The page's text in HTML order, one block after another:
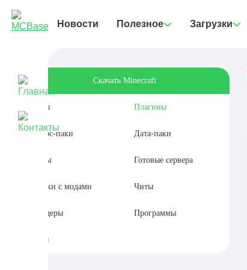
Новости Полезное Загрузки
Скачать Minecraft
Моды Плагины
Ресурс-паки Дата-паки
Карты Готовые сервера
Сборки с модами Читы
Шейдеры Программы
Сиды